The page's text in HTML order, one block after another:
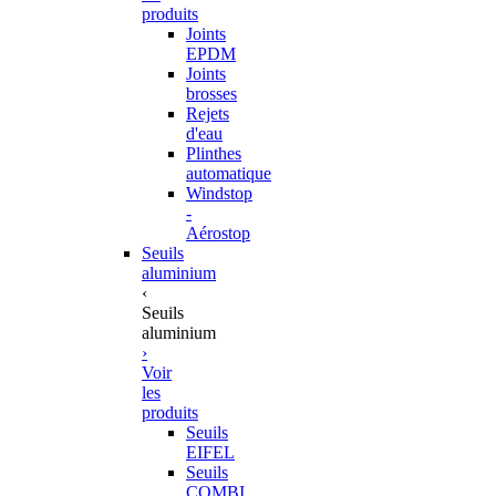
produits
Joints
EPDM
Joints
brosses
Rejets
d'eau
Plinthes
automatique
Windstop
-
Aérostop
Seuils
aluminium
‹
Seuils
aluminium
›
Voir
les
produits
Seuils
EIFEL
Seuils
COMBI